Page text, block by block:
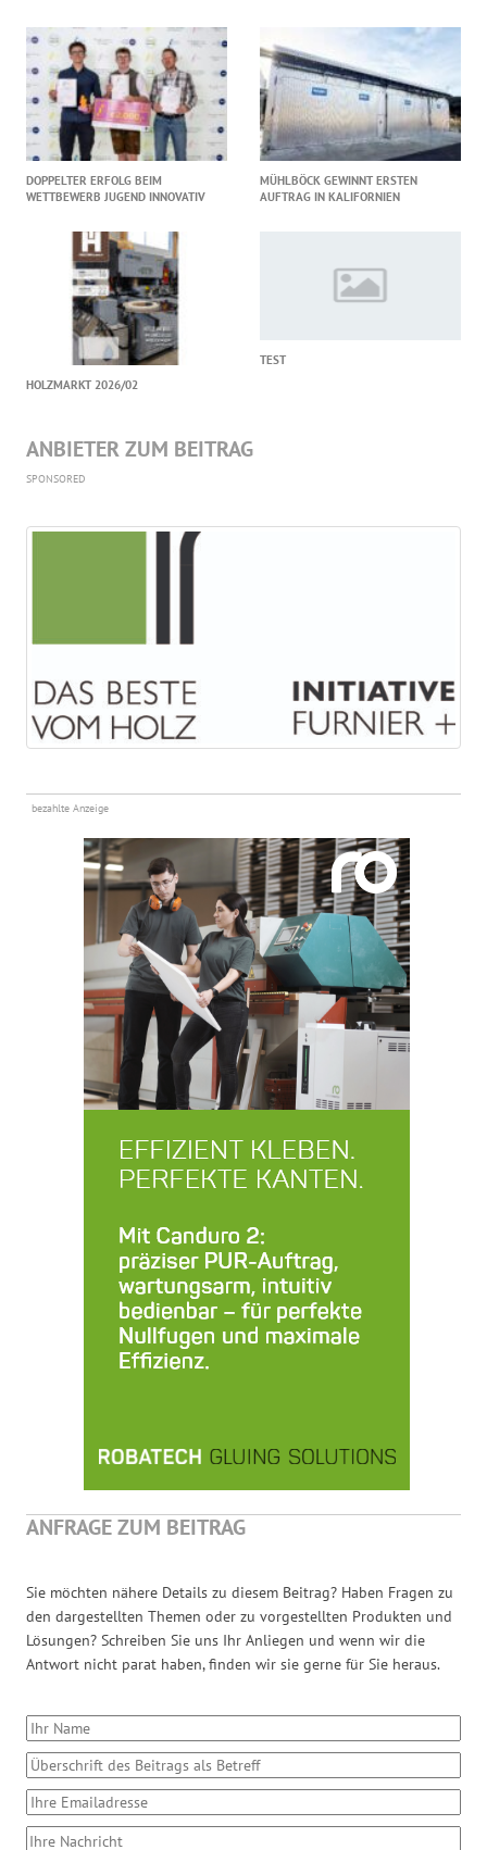
DOPPELTER ERFOLG BEIM
WETTBEWERB JUGEND INNOVATIV
MÜHLBÖCK GEWINNT ERSTEN
AUFTRAG IN KALIFORNIEN
HOLZMARKT 2026/02
TEST
ANBIETER ZUM BEITRAG
SPONSORED
bezahlte Anzeige
ANFRAGE ZUM BEITRAG
Sie möchten nähere Details zu diesem Beitrag? Haben Fragen zu
den dargestellten Themen oder zu vorgestellten Produkten und
Lösungen? Schreiben Sie uns Ihr Anliegen und wenn wir die
Antwort nicht parat haben, finden wir sie gerne für Sie heraus.